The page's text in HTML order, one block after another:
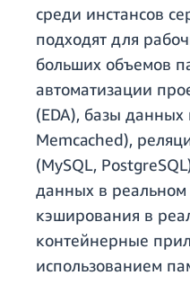
среди инстансов
подходят для
больших объемов
автоматизации
(EDA), базы данных
Memcached),
(MySQL,
данных в
кэширования в
контейнерные
использованием